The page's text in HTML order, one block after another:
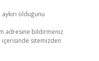
olduğunu
adresine bildirmeniz
sitemizden